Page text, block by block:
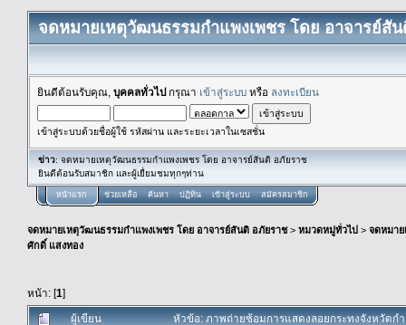
จดหมายเหตุวัฒนธรรมกำแพงเพชร โดย อาจารย์สั
ยินดีต้อนรับคุณ, บุคคลทั่วไปกรุณา เข้าสู่ระบบ หรือ ลงทะเบียน
เข้าสู่ระบบด้วยชื่อผู้ใช้ รหัสผ่าน และระยะเวลาในเซสชั่น
ข่าว: จดหมายเหตุวัฒนธรรมกำแพงเพชร โดย อาจารย์สันติ อภัยราช
ยินดีต้อนรับสมาชิก และผู้เยื่ยมชมทุกๆท่าน
หน้าแรก ช่วยเหลือ ค้นหา ปฏิทิน เข้าสู่ระบบ สมัครสมาชิก
จดหมายเหตุวัฒนธรรมกำแพงเพชร โดย อาจารย์สันติ อภัยราช> หมวดหมู่ทั่วไป > จดหมา
ศักดิ์ แสงทอง
หน้า: [1]
ผู้เขียน หัวข้อ: ภาพถ่ายซ้อมการแสดงลอยกระทงจังหวัดก